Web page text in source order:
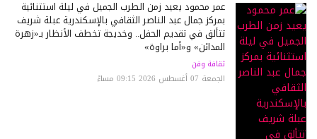
عمر محمود يعيد زمن الطرب الجميل في ليلة استثنائية
بمركز جمال عبد الناصر الثقافي بالإسكندرية عبلة شريف
تتألق في تقديم الحفل.. وخديجة تخطف الأنظار بـ«زهرة
المدائن» و«أما براوة»
ثقافة وفن
الجمعة 07 أغسطس 2026 09:15 مساءً